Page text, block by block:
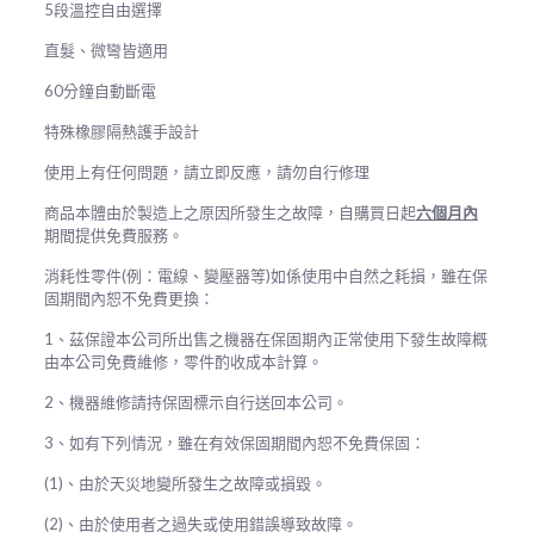
5段溫控自由選擇​​​​​​​
直髮、微彎皆適用
60分鐘自動斷電
特殊橡膠隔熱護手設計
使用上有任何問題，請立即反應，請勿自行修理
商品本體由於製造上之原因所發生之故障，自購買日起六個月內
期間提供免費服務。
消耗性零件(例：電線、變壓器等)如係使用中自然之耗損，雖在保
固期間內恕不免費更換：
1、茲保證本公司所出售之機器在保固期內正常使用下發生故障概
由本公司免費維修，零件酌收成本計算。
2、機器維修請持保固標示自行送回本公司。
3、如有下列情況，雖在有效保固期間內恕不免費保固：
(1)、由於天災地變所發生之故障或損毀。
(2)、由於使用者之過失或使用錯誤導致故障。